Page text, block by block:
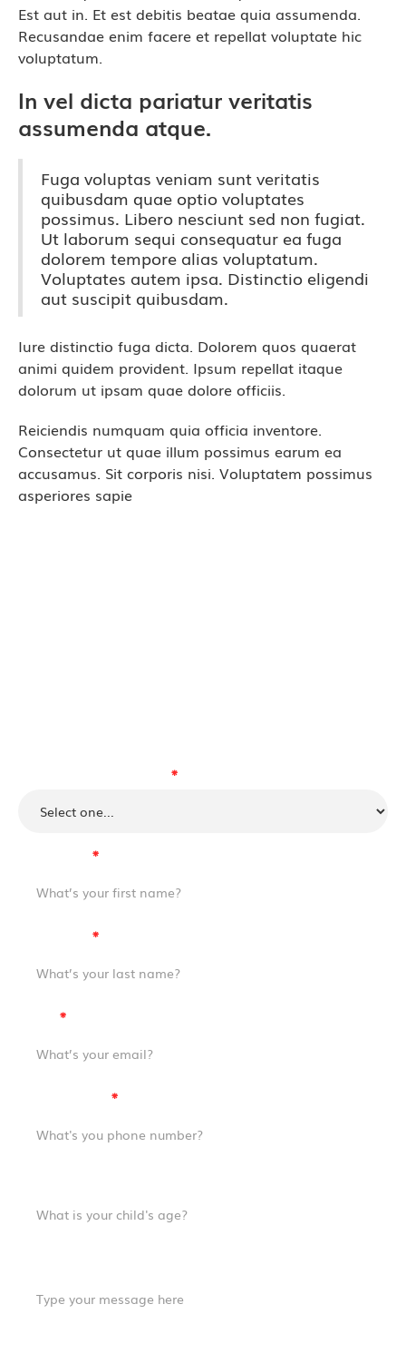
Est aut in. Et est debitis beatae quia assumenda.
Recusandae enim facere et repellat voluptate hic
voluptatum.
In vel dicta pariatur veritatis
assumenda atque.
Fuga voluptas veniam sunt veritatis
quibusdam quae optio voluptates
possimus. Libero nesciunt sed non fugiat.
Ut laborum sequi consequatur ea fuga
dolorem tempore alias voluptatum.
Voluptates autem ipsa. Distinctio eligendi
aut suscipit quibusdam.
Iure distinctio fuga dicta. Dolorem quos quaerat
animi quidem provident. Ipsum repellat itaque
dolorum ut ipsam quae dolore officiis.
Reiciendis numquam quia officia inventore.
Consectetur ut quae illum possimus earum ea
accusamus. Sit corporis nisi. Voluptatem possimus
asperiores sapie
⁕
⁕
⁕
⁕
⁕